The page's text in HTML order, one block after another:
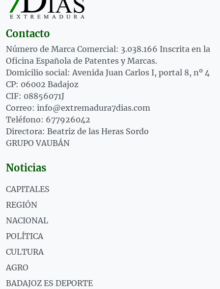
Contacto
Número de Marca Comercial: 3.038.166 Inscrita en la
Oficina Española de Patentes y Marcas.
Domicilio social: Avenida Juan Carlos I, portal 8, nº 4
CP: 06002 Badajoz
CIF: 08856071J
Correo: info@extremadura7dias.com
Teléfono: 677926042
Directora: Beatriz de las Heras Sordo
GRUPO VAUBÁN
Noticias
CAPITALES
REGIÓN
NACIONAL
POLÍTICA
CULTURA
AGRO
BADAJOZ ES DEPORTE